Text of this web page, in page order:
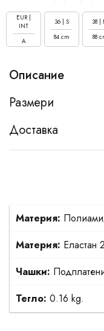
EUR |
INT
A
36 | S
84 cm
38 |
88
Описание
Размери
Доставка
Материя:
Материя: Еластан
Чашки:
Тегло: 0.16 kg.